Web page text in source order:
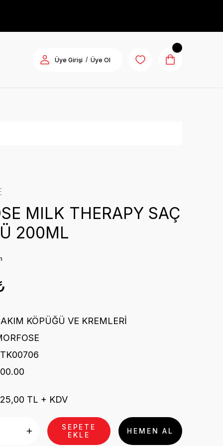
Üye Girişi / Üye Ol
MILK THERAPY SAÇ
200ML
KÖPÜĞÜ VE KREMLERİ
TL + KDV
SEPETE
EKLE
HEMEN AL